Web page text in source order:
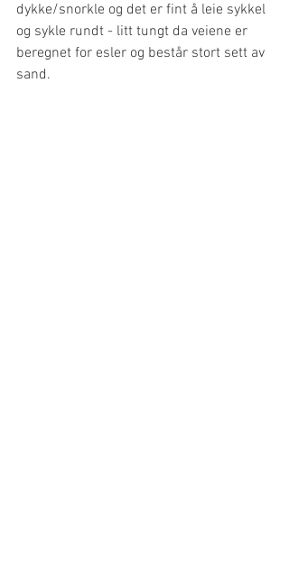
dykke/snorkle og det er fint å leie sykkel
og sykle rundt - litt tungt da veiene er
beregnet for esler og består stort sett av
sand.